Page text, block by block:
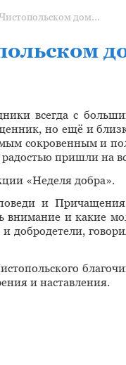
Духовные беседы в Чистопольском доме-интернате продолжаются
всегда с
но ещё и
сокровенным и
пришли на
«Неделя добра».
и
внимание и какие
и наставления.